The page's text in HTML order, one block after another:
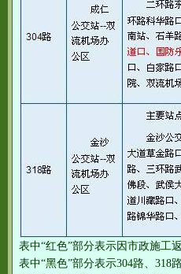
表中“红色”部分表示因市政施工
表中“黑色”部分表示304路、